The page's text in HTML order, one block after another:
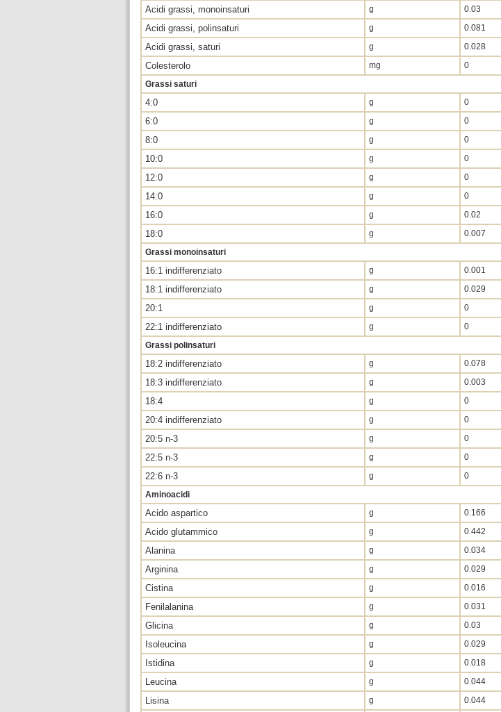
Acidi grassi, monoinsaturi g 0.03
Acidi grassi, polinsaturi g 0.081
Acidi grassi, saturi g 0.028
Colesterolo mg
0
Grassi saturi
4:0 g 0
6:0 g 0
8:0 g 0
10:0 g 0
12:0 g 0
14:0 g 0
16:0 g 0.02
18:0 g
0.007
Grassi monoinsaturi
16:1 indifferenziato g 0.001
18:1 indifferenziato g 0.029
20:1 g 0
22:1 indifferenziato g
0
Grassi polinsaturi
18:2 indifferenziato g 0.078
18:3 indifferenziato g 0.003
18:4 g 0
20:4 indifferenziato g 0
20:5 n-3 g 0
22:5 n-3 g 0
22:6 n-3 g
0
Aminoacidi
Acido aspartico g 0.166
Acido glutammico g 0.442
Alanina g 0.034
Arginina g 0.029
Cistina g 0.016
Fenilalanina g 0.031
Glicina g 0.03
Isoleucina g 0.029
Istidina g 0.018
Leucina g 0.044
Lisina g 0.044